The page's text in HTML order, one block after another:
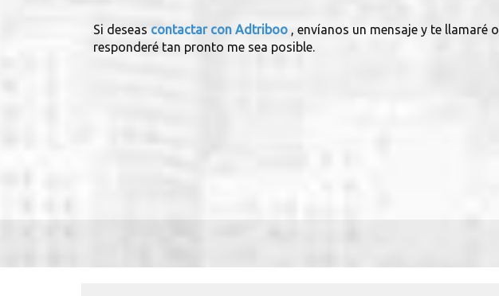
Si deseas contactar con Adtriboo , envíanos un mensaje y te llamaré o
responderé tan pronto me sea posible.